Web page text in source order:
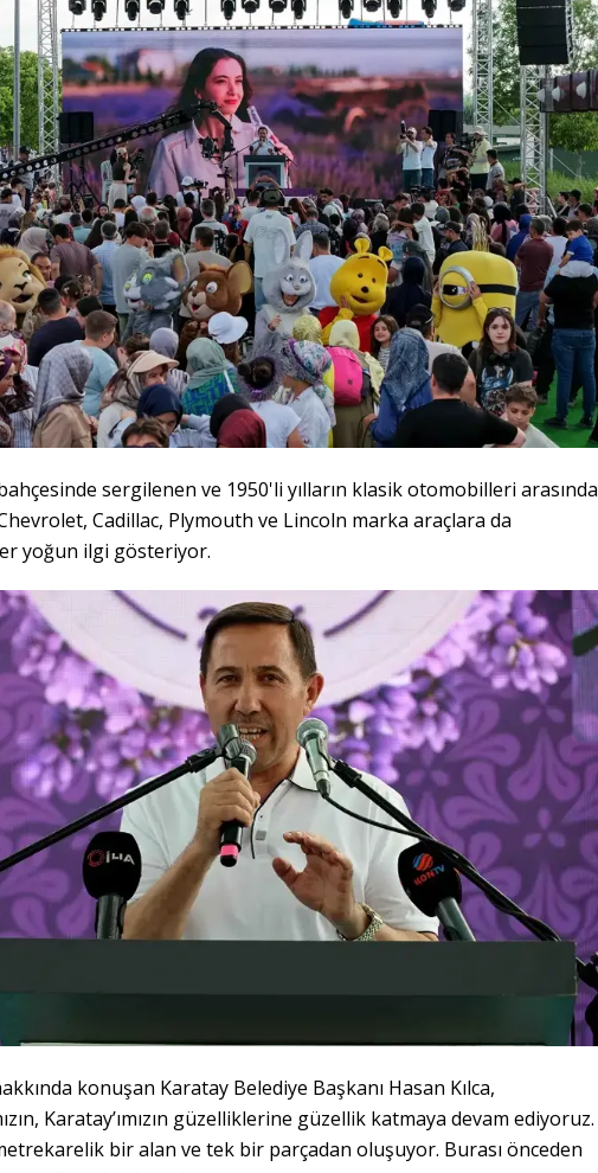
sergilenen ve 1950'li yılların klasik otomobilleri arasında
Cadillac, Plymouth ve Lincoln marka araçlara da
yoğun ilgi gösteriyor.
konuşan Karatay Belediye Başkanı Hasan Kılca,
Karatay’ımızın güzelliklerine güzellik katmaya devam ediyoruz.
bir alan ve tek bir parçadan oluşuyor. Burası önceden